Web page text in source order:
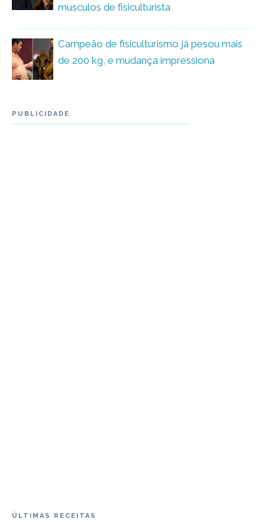
músculos de fisiculturista
Campeão de fisiculturismo já pesou mais
de 200 kg, e mudança impressiona
PUBLICIDADE
ÚLTIMAS RECEITAS